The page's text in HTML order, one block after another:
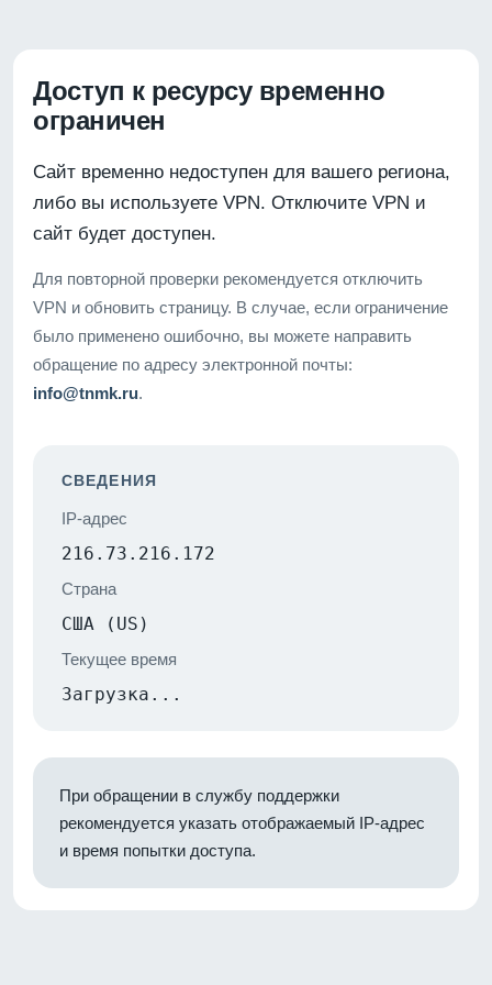
Доступ к ресурсу временно
ограничен
Сайт временно недоступен для вашего региона,
либо вы используете VPN. Отключите VPN и
сайт будет доступен.
Для повторной проверки рекомендуется отключить
VPN и обновить страницу. В случае, если ограничение
было применено ошибочно, вы можете направить
обращение по адресу электронной почты:
info@tnmk.ru.
СВЕДЕНИЯ
IP-адрес
216.73.216.172
Страна
США (US)
Текущее время
Загрузка...
При обращении в службу поддержки
рекомендуется указать отображаемый IP-адрес
и время попытки доступа.